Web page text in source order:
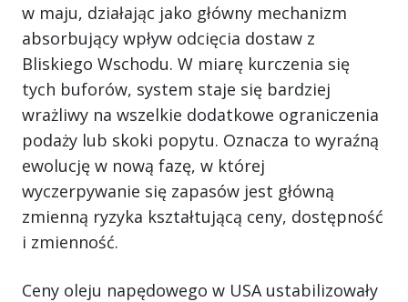
w maju, działając jako główny mechanizm
absorbujący wpływ odcięcia dostaw z
Bliskiego Wschodu. W miarę kurczenia się
tych buforów, system staje się bardziej
wrażliwy na wszelkie dodatkowe ograniczenia
podaży lub skoki popytu. Oznacza to wyraźną
ewolucję w nową fazę, w której
wyczerpywanie się zapasów jest główną
zmienną ryzyka kształtującą ceny, dostępność
i zmienność.
Ceny oleju napędowego w USA ustabilizowały